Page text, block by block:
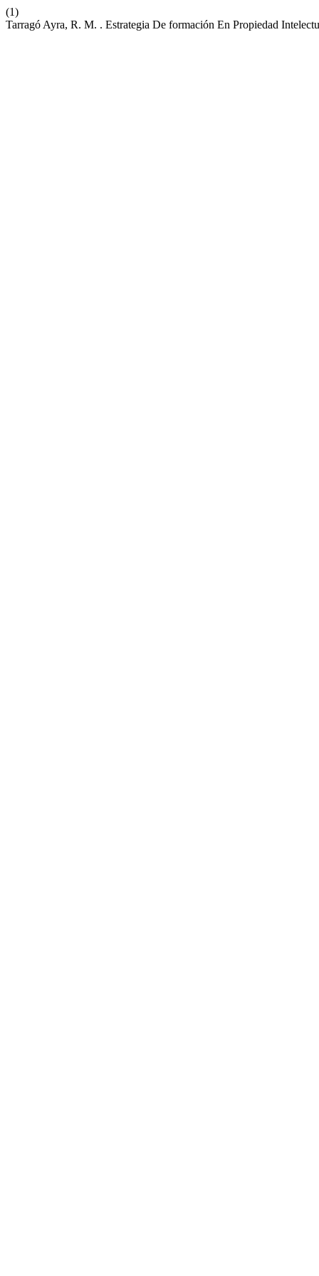
(1)
Tarragó Ayra, R. M. . Estrategia De formación En Propiedad